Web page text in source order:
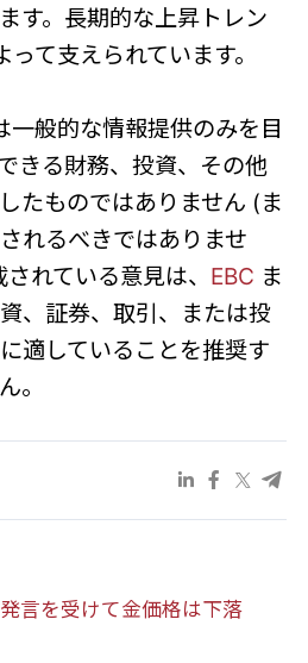
す。長期的な上昇トレン
て支えられています。
一般的な情報提供のみを目
きる財務、投資、その他
たものではありません (ま
れるべきではありませ
れている意見は、 EBC ま
、証券、取引、または投
適していることを推奨す
。
言を受けて金価格は下落